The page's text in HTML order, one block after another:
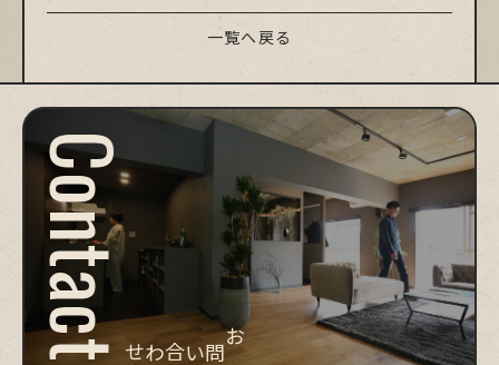
一覧へ戻る
Contact
お問い合わせ